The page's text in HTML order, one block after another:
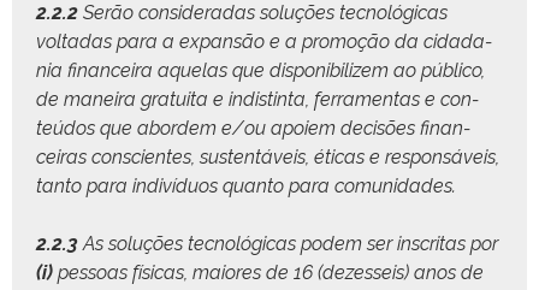
2.2.2 Serão con­sid­er­adas soluções tec­nológ­i­cas
voltadas para a expan­são e a pro­moção da cidada­
nia finan­ceira aque­las que disponi­bi­lizem ao públi­co,
de maneira gra­tui­ta e indis­tin­ta, fer­ra­men­tas e con­
teú­dos que abor­dem e/ou apoiem decisões finan­
ceiras con­scientes, sus­ten­táveis, éti­cas e respon­sáveis,
tan­to para indi­ví­du­os quan­to para comunidades.
2.2.3As soluções tec­nológ­i­cas podem ser inscritas por
(i) pes­soas físi­cas, maiores de 16 (dezes­seis) anos de